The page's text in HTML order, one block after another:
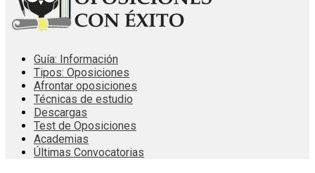
Guía: Información
Tipos: Oposiciones
Afrontar oposiciones
Técnicas de estudio
Descargas
Test de Oposiciones
Academias
Últimas Convocatorias